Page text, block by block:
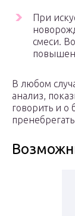
При
смеси.
В любом
анализ,
говорить и о